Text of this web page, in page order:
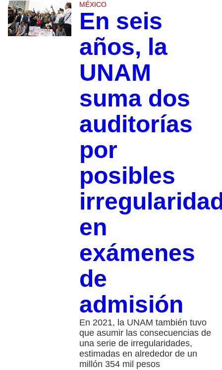
MÉXICO
En seis
años, la
UNAM
suma dos
auditorías
por
posibles
en
exámenes
de
admisión
En 2021, la UNAM también tuvo
que asumir las consecuencias de
una serie de irregularidades,
estimadas en alrededor de un
millón 354 mil pesos